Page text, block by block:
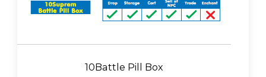
10Battle Pill Box